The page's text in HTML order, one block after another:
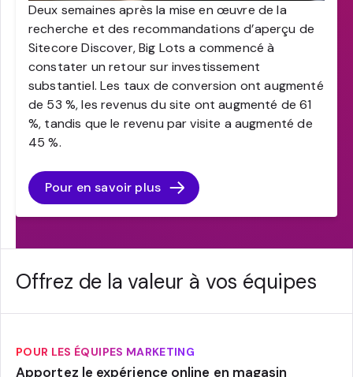
Deux semaines après la mise en œuvre de la
recherche et des recommandations d’aperçu de
Sitecore Discover, Big Lots a commencé à
constater un retour sur investissement
substantiel. Les taux de conversion ont augmenté
de 53 %, les revenus du site ont augmenté de 61
%, tandis que le revenu par visite a augmenté de
45 %.
Pour en savoir plus
Offrez de la valeur à vos équipes
POUR LES ÉQUIPES MARKETING
Apportez le expérience online en magasin